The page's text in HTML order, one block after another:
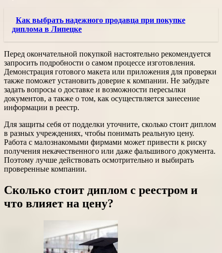
Как выбрать надежного продавца при покупке
диплома в Липецке
Перед окончательной покупкой настоятельно рекомендуется
запросить подробности о самом процессе изготовления.
Демонстрация готового макета или приложения для проверки
также поможет установить доверие к компании. Не забудьте
задать вопросы о доставке и возможности пересылки
документов, а также о том, как осуществляется занесение
информации в реестр.
Для защиты себя от подделки уточните, сколько стоит диплом
в разных учреждениях, чтобы понимать реальную цену.
Работа с малознакомыми фирмами может привести к риску
получения некачественного или даже фальшивого документа.
Поэтому лучше действовать осмотрительно и выбирать
проверенные компании.
Сколько стоит диплом с реестром и
что влияет на цену?